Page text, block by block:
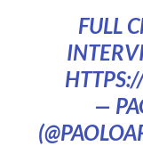
FULL
—